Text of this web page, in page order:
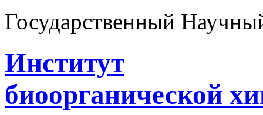
Государственный
Институт
биоорганической